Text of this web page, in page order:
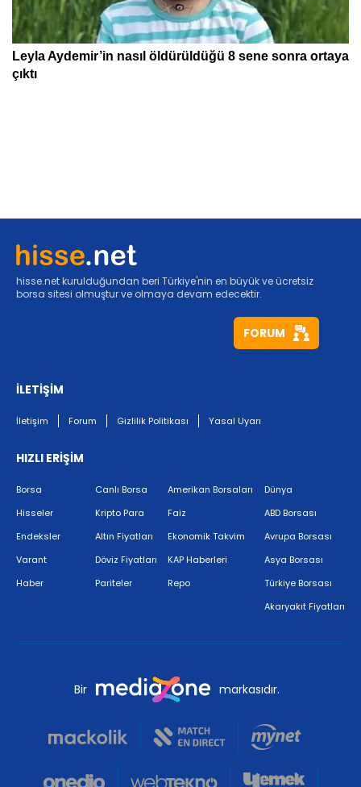
hisse.net kurulduğundan beri Türkiye'nin en büyük ve ücretsiz
borsa sitesi olmuştur ve olmaya devam edecektir.
FORUM
İLETİŞİM
İletişim Forum Gizlilik Politikası Yasal Uyarı
HIZLI ERİŞİM
Borsa
Hisseler
Endeksler
Varant
Haber
Canlı Borsa
Kripto Para
Altın Fiyatları
Döviz Fiyatları
Pariteler
Amerikan Borsaları
Faiz
Ekonomik Takvim
KAP Haberleri
Repo
Dünya
ABD Borsası
Avrupa Borsası
Asya Borsası
Türkiye Borsası
Akaryakıt Fiyatları
Bir markasıdır.